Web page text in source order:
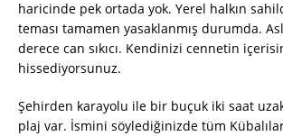
haricinde pek ortada yok. Yerel halkın
teması tamamen yasaklanmış durumda.
derece can sıkıcı. Kendinizi cennetin
hissediyorsunuz.
Şehirden karayolu ile bir buçuk iki saat
plaj var. İsmini söylediğinizde tüm